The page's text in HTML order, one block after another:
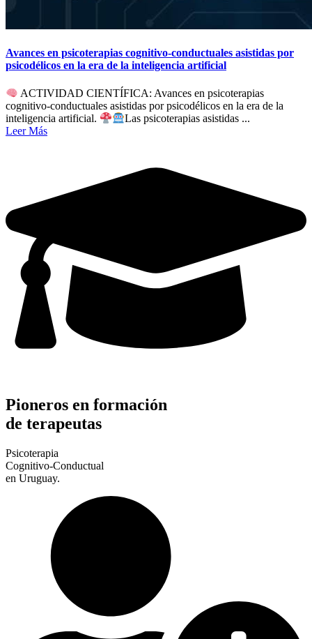
Avances en psicoterapias cognitivo-conductuales asistidas por
psicodélicos en la era de la inteligencia artificial
ACTIVIDAD CIENTÍFICA: Avances en psicoterapias
cognitivo-conductuales asistidas por psicodélicos en la era de la
inteligencia artificial.
Las psicoterapias asistidas ...
Leer Más
Pioneros en formación
de terapeutas
Psicoterapia
Cognitivo-Conductual
en Uruguay.